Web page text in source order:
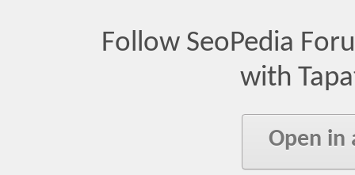
Follow SeoPedia
with
Open in